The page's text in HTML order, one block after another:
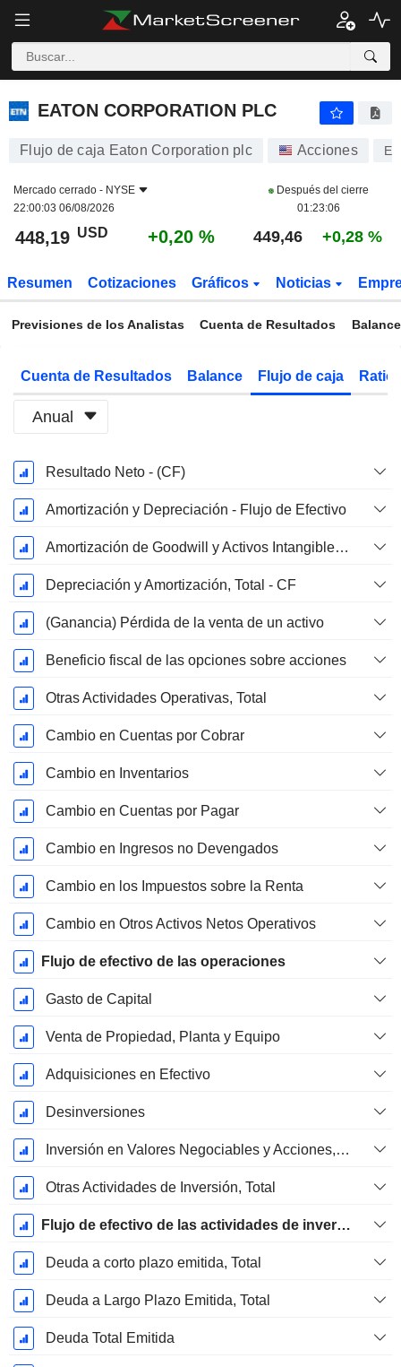
EATON CORPORATION PLC
EATON CORPORATION PLC
Flujo de caja Eaton Corporation plc Acciones
Mercado cerrado - NYSE
22:00:03 06/08/2026
Después del cierre
01:23:06
448,19 USD +0,20 % 449,46 +0,28 %
Resumen Cotizaciones Gráficos Noticias
Previsiones de los Analistas Cuenta de Resultados Balance
Cuenta de Resultados Balance Flujo de caja
Anual
Período
fiscal:
Diciembre
Resultado Neto - (CF)
Amortización y Depreciación - Flujo de Efectivo
Amortización de Goodwill y Activos Intangibles - (CF) - (Específico del Modelo)
Depreciación y Amortización, Total - CF
(Ganancia) Pérdida de la venta de un activo
Beneficio fiscal de las opciones sobre acciones
Otras Actividades Operativas, Total
Cambio en Cuentas por Cobrar
Cambio en Inventarios
Cambio en Cuentas por Pagar
Cambio en Ingresos no Devengados
Cambio en los Impuestos sobre la Renta
Cambio en Otros Activos Netos Operativos
Flujo de efectivo de las operaciones
Gasto de Capital
Venta de Propiedad, Planta y Equipo
Adquisiciones en Efectivo
Desinversiones
Inversión en Valores Negociables y Acciones, Total
Otras Actividades de Inversión, Total
Flujo de efectivo de las actividades de inversión
Deuda a corto plazo emitida, Total
Deuda a Largo Plazo Emitida, Total
Deuda Total Emitida